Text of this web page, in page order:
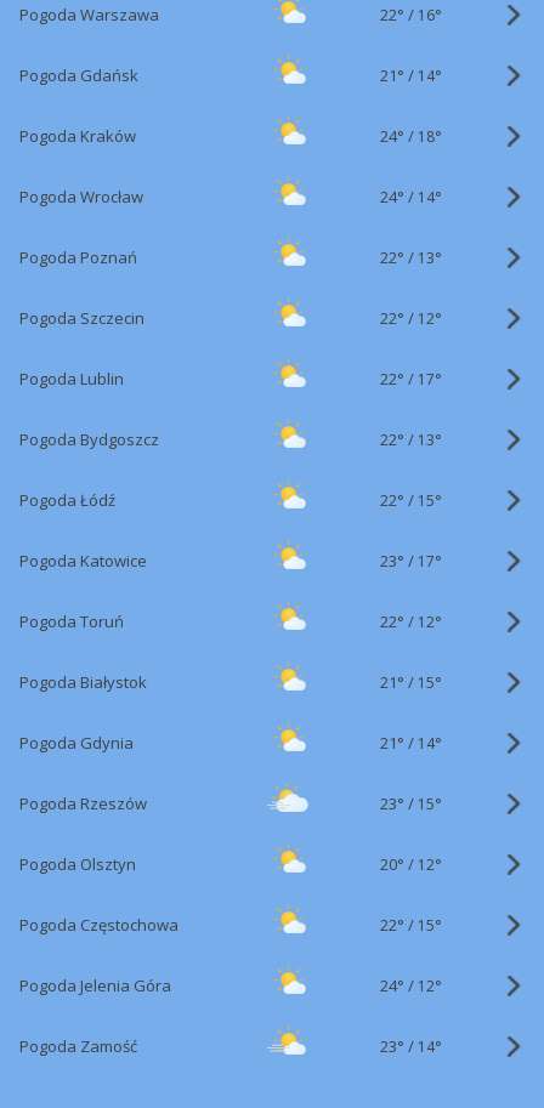
Pogoda Warszawa 22° / 16°
Pogoda Gdańsk 21° / 14°
Pogoda Kraków 24° / 18°
Pogoda Wrocław 24° / 14°
Pogoda Poznań 22° / 13°
Pogoda Szczecin 22° / 12°
Pogoda Lublin 22° / 17°
Pogoda Bydgoszcz 22° / 13°
Pogoda Łódź 22° / 15°
Pogoda Katowice 23° / 17°
Pogoda Toruń 22° / 12°
Pogoda Białystok 21° / 15°
Pogoda Gdynia 21° / 14°
Pogoda Rzeszów 23° / 15°
Pogoda Olsztyn 20° / 12°
Pogoda Częstochowa 22° / 15°
Pogoda Jelenia Góra 24° / 12°
Pogoda Zamość 23° / 14°